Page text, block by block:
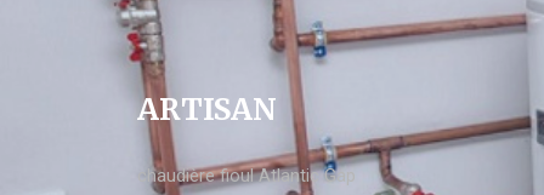
ARTISAN
chaudière fioul Atlantic Gap